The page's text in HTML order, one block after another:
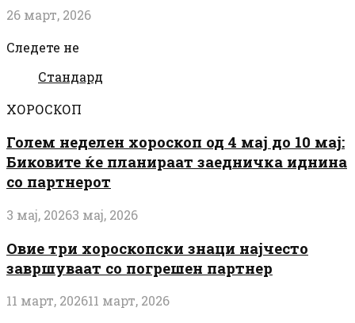
26 март, 2026
Следете не
Стандард
ХОРОСКОП
Голем неделен хороскоп од 4 мај до 10 мај:
Биковите ќе планираат заедничка иднина
со партнерот
3 мај, 20263 мај, 2026
Овие три хороскопски знаци најчесто
завршуваат со погрешен партнер
11 март, 202611 март, 2026